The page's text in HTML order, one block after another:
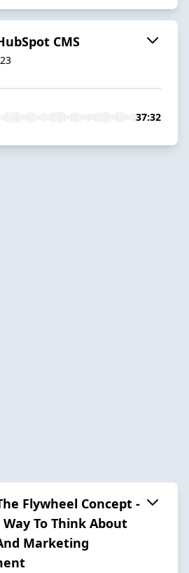
CMS
37:32
Flywheel Concept -
To Think About
Marketing